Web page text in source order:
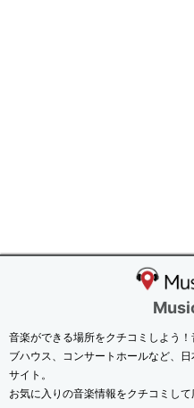
音楽ができる場所をクチコミしよう
ブハウス、コンサートホールなど、
サイト。
お気に入りの音楽情報をクチコミして